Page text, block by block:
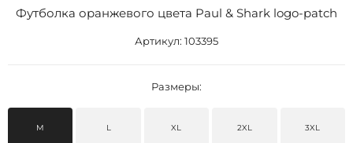
Футболка оранжевого цвета Paul & Shark logo-patch
Артикул: 103395
Размеры:
M L XL 2XL 3XL